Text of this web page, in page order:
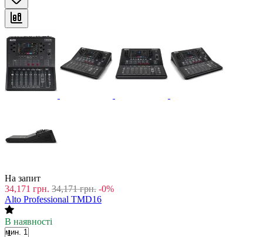
На запит
34,171 грн. 34,171 грн. -0%
Alto Professional TMD16
В наявності
мин. 1